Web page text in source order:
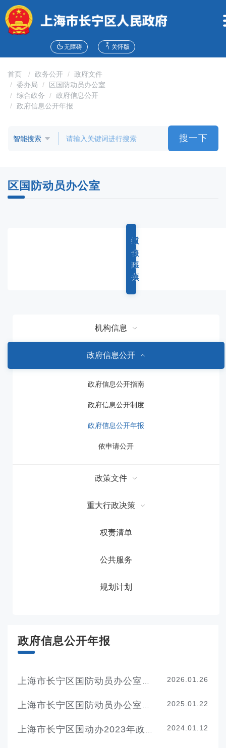
障
碍
说
无障碍 关怀版
首页 政务公开
政府文件
委办局
区国防动员办公室
综合政务
政府信息公开
政府信息公开年报
搜一下
区国防动员办公室
综
合
政
务
重
点
工
作
权
力
事
项
服
务
事
项
机构信息
政府信息公开
政府信息公开指南
政府信息公开制度
政府信息公开年报
依申请公开
政策文件
重大行政决策
权责清单
公共服务
规划计划
政府信息公开年报
2026.01.26
2025.01.22
2024.01.12